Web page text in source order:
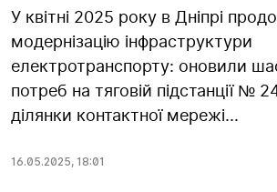
У квітні 2025 року в Дніпрі
модернізацію інфраструктури
електротранспорту: оновили
потреб на тяговій підстанції №
ділянки контактної мережі...
16.05.2025, 18:01